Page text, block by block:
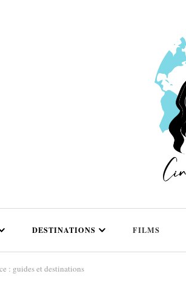
DESTINATIONS FILMS
: guides et destinations